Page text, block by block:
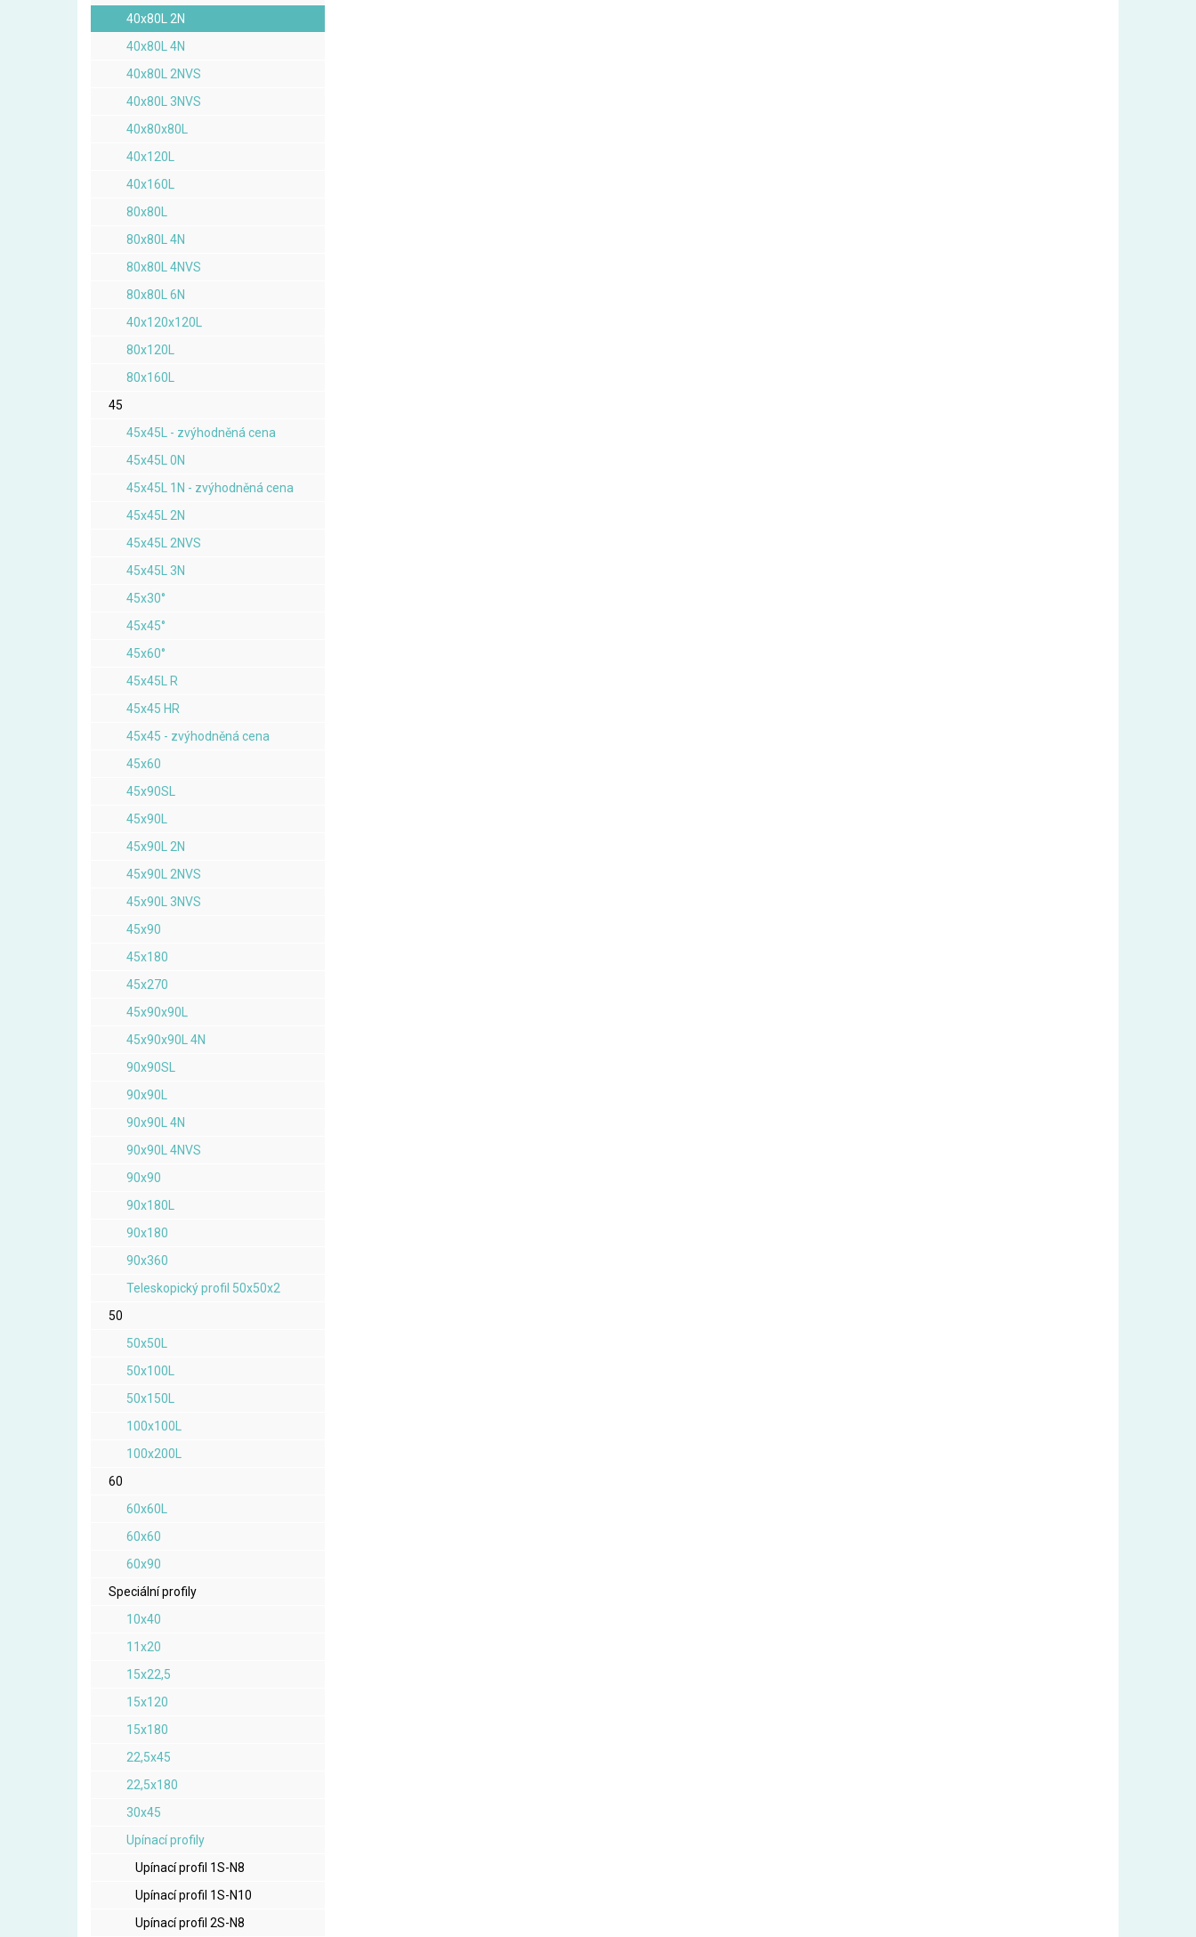
40x80L 2N
40x80L 4N
40x80L 2NVS
40x80L 3NVS
40x80x80L
40x120L
40x160L
80x80L
80x80L 4N
80x80L 4NVS
80x80L 6N
40x120x120L
80x120L
80x160L
45
45x45L - zvýhodněná cena
45x45L 0N
45x45L 1N - zvýhodněná cena
45x45L 2N
45x45L 2NVS
45x45L 3N
45x30°
45x45°
45x60°
45x45L R
45x45 HR
45x45 - zvýhodněná cena
45x60
45x90SL
45x90L
45x90L 2N
45x90L 2NVS
45x90L 3NVS
45x90
45x180
45x270
45x90x90L
45x90x90L 4N
90x90SL
90x90L
90x90L 4N
90x90L 4NVS
90x90
90x180L
90x180
90x360
Teleskopický profil 50x50x2
50
50x50L
50x100L
50x150L
100x100L
100x200L
60
60x60L
60x60
60x90
Speciální profily
10x40
11x20
15x22,5
15x120
15x180
22,5x45
22,5x180
30x45
Upínací profily
Upínací profil 1S-N8
Upínací profil 1S-N10
Upínací profil 2S-N8